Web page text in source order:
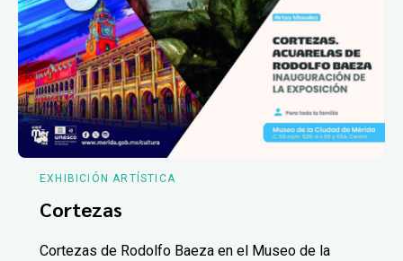
EXHIBICIÓN ARTÍSTICA
Cortezas
Cortezas de Rodolfo Baeza en el Museo de la